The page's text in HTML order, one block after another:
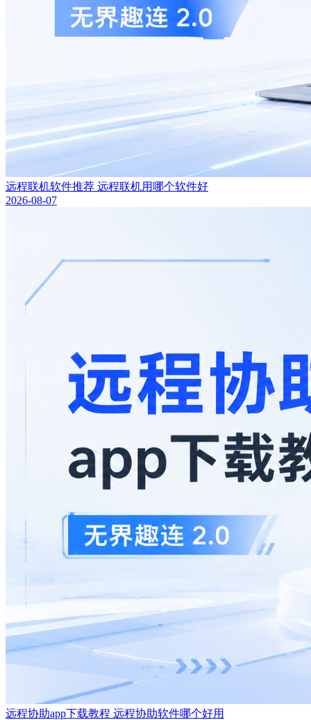
远程联机软件推荐 远程联机用哪个软件好
2026-08-07
远程协助app下载教程 远程协助软件哪个好用